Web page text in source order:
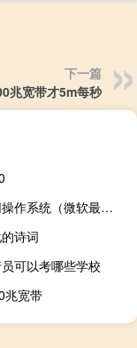
下一篇
兆宽带才5m每秒
微软官网操作系统（微软最新操作系统(微软最新的操作系统)）
诗词
可以考哪些学校
兆宽带